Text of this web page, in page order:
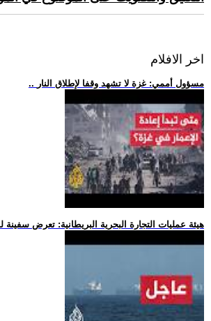
اخر الافلام
.. مسؤول أممي: غزة لا تشهد وقفا لإطلاق النار
.. هيئة عمليات التجارة البحرية البريطانية: تعرض